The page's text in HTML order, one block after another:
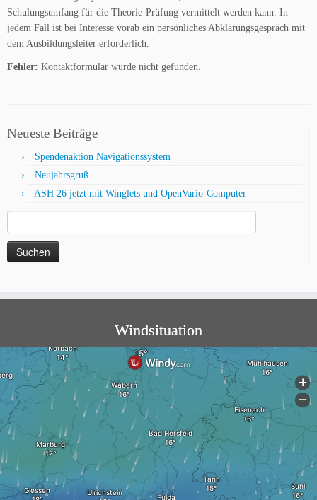
Schulungsumfang für die Theorie-Prüfung vermittelt werden kann. In
jedem Fall ist bei Interesse vorab ein persönliches Abklärungsgespräch mit
dem Ausbildungsleiter erforderlich.
Fehler: Kontaktformular wurde nicht gefunden.
Neueste Beiträge
Spendenaktion Navigationssystem
Neujahrsgruß
ASH 26 jetzt mit Winglets und OpenVario-Computer
nach:
Windsituation